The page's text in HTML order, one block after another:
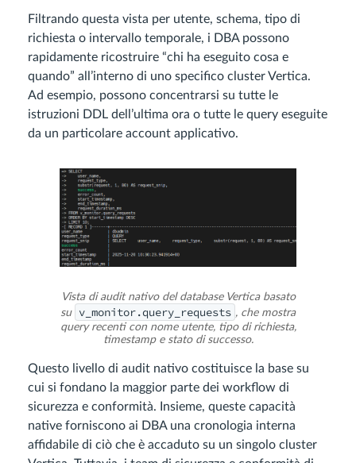
Filtrando questa vista per utente, schema, tipo di
richiesta o intervallo temporale, i DBA possono
rapidamente ricostruire “chi ha eseguito cosa e
quando” all’interno di uno specifico cluster Vertica.
Ad esempio, possono concentrarsi su tutte le
istruzioni DDL dell’ultima ora o tutte le query eseguite
da un particolare account applicativo.
Vista di audit nativo del database Vertica basato
su
v_monitor.query_requests , che mostra
query recenti con nome utente, tipo di richiesta,
timestamp e stato di successo.
Questo livello di audit nativo costituisce la base su
cui si fondano la maggior parte dei workflow di
sicurezza e conformità. Insieme, queste capacità
native forniscono ai DBA una cronologia interna
affidabile di ciò che è accaduto su un singolo cluster